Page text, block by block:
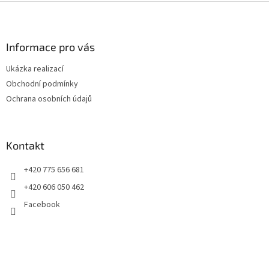
v
Informace pro vás
Ukázka realizací
Obchodní podmínky
Ochrana osobních údajů
Kontakt
+420 775 656 681
+420 606 050 462
Facebook